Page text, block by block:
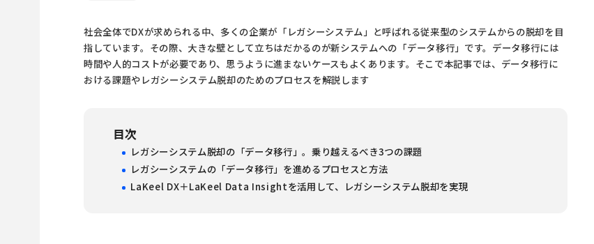
社会全体でDXが求められる中、多くの企業が「レガシーシステム」と呼ばれる従来型のシステムからの脱却を目
指しています。その際、大きな壁として立ちはだかるのが新システムへの「データ移行」です。データ移行には
時間や人的コストが必要であり、思うように進まないケースもよくあります。そこで本記事では、データ移行に
おける課題やレガシーシステム脱却のためのプロセスを解説します
目次
レガシーシステム脱却の「データ移行」。乗り越えるべき3つの課題
レガシーシステムの「データ移行」を進めるプロセスと方法
LaKeel DX＋LaKeel Data Insightを活用して、レガシーシステム脱却を実現